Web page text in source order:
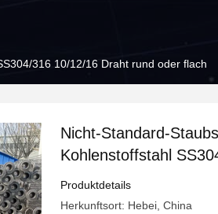
316 10/12/16 Draht rund oder flach
Nicht-Standard-
Kohlenstoffstahl
oder flach
Produktdetails
Herkunftsort: Hebei, China